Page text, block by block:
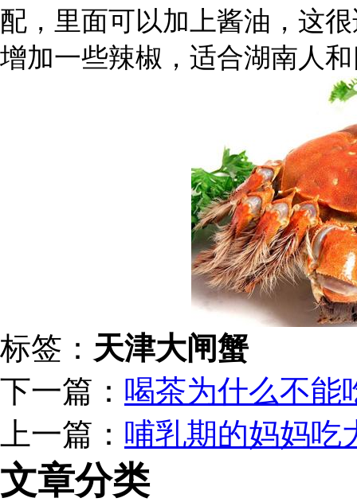
配，里面可以加上酱油，这
增加一些辣椒，适合湖南人
标签： 天津大闸蟹
下一篇： 喝茶为什么不能
上一篇： 哺乳期的妈妈吃
文章分类